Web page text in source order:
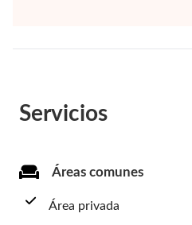
Servicios
Áreas comunes
Área privada